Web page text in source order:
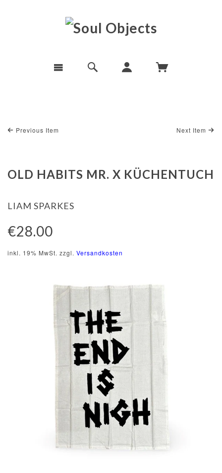
Previous Item Next Item
OLD HABITS MR. X KÜCHENTUCH
LIAM SPARKES
€28.00
inkl. 19% MwSt. zzgl. Versandkosten